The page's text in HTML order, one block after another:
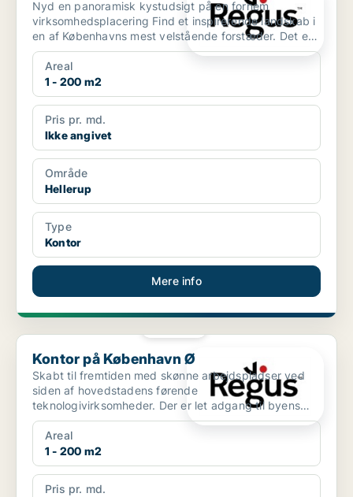
Nyd en panoramisk kystudsigt på en fornem
virksomhedsplacering Find et inspirerende landskab i
en af Københavns mest velstående forstæder. Det er
let at byd...
Areal
1 - 200 m2
Pris pr. md.
Ikke angivet
Område
Hellerup
Type
Kontor
Mere info
Kontor på København Ø
Kontor på København Ø
Skabt til fremtiden med skønne arbejdspladser ved
siden af hovedstadens førende
teknologivirksomheder. Der er let adgang til byens
centrum fra Lyngbyvej 20 t...
Areal
1 - 200 m2
Pris pr. md.